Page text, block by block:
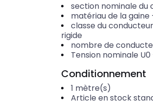
section nominale du
matériau de la gaine
classe du conducteur
rigide
nombre de
Tension nominale U0
Conditionnement
1 mètre(s)
Article en stock